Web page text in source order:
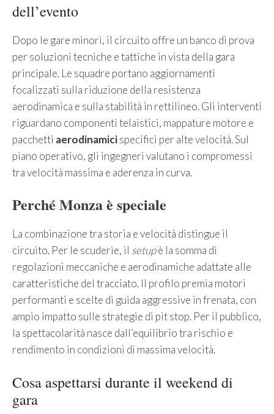
dell’evento
Dopo le gare minori, il circuito offre un banco di prova
per soluzioni tecniche e tattiche in vista della gara
principale. Le squadre portano aggiornamenti
focalizzati sulla riduzione della resistenza
aerodinamica e sulla stabilità in rettilineo. Gli interventi
riguardano componenti telaistici, mappature motore e
pacchetti aerodinamicispecifici per alte velocità. Sul
piano operativo, gli ingegneri valutano i compromessi
tra velocità massima e aderenza in curva.
Perché Monza è speciale
La combinazione tra storia e velocità distingue il
circuito. Per le scuderie, il setupè la somma di
regolazioni meccaniche e aerodinamiche adattate alle
caratteristiche del tracciato. Il profilo premia motori
performanti e scelte di guida aggressive in frenata, con
ampio impatto sulle strategie di pit stop. Per il pubblico,
la spettacolarità nasce dall’equilibrio tra rischio e
rendimento in condizioni di massima velocità.
Cosa aspettarsi durante il weekend di
gara